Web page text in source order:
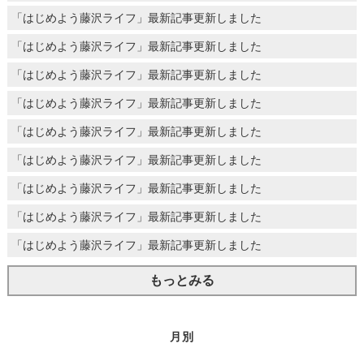
「はじめよう藤沢ライフ」最新記事更新しました
「はじめよう藤沢ライフ」最新記事更新しました
「はじめよう藤沢ライフ」最新記事更新しました
「はじめよう藤沢ライフ」最新記事更新しました
「はじめよう藤沢ライフ」最新記事更新しました
「はじめよう藤沢ライフ」最新記事更新しました
「はじめよう藤沢ライフ」最新記事更新しました
「はじめよう藤沢ライフ」最新記事更新しました
「はじめよう藤沢ライフ」最新記事更新しました
もっとみる
月別